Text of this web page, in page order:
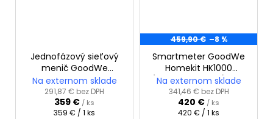
Jednofázový sieťový
menič GoodWe
GW4200D-NS
Na externom sklade
291,87 € bez DPH
359 € / ks
Jednotková
359 € / 1 ks
459,90 € –8 %
Smartmeter GoodWe
Homekit HK1000
(sieťové meniče) 120A
Na externom sklade
341,46 € bez DPH
420 € / ks
Jednotková
420 € / 1 ks